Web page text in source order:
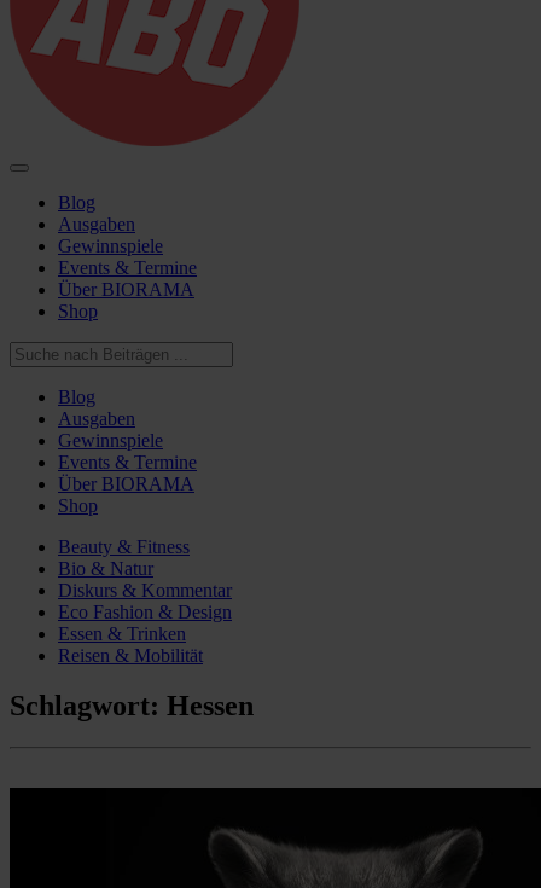
Blog
Ausgaben
Gewinnspiele
Events & Termine
Über BIORAMA
Shop
Blog
Ausgaben
Gewinnspiele
Events & Termine
Über BIORAMA
Shop
Beauty & Fitness
Bio & Natur
Diskurs & Kommentar
Eco Fashion & Design
Essen & Trinken
Reisen & Mobilität
Schlagwort: Hessen